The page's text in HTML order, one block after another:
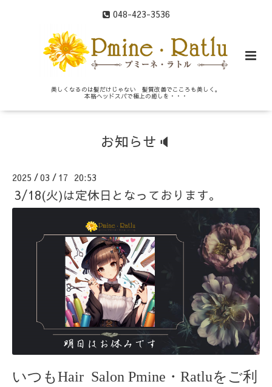
048-423-3536
美しくなるのは髪だけじゃない 髪質改善でこころも美しく。
本格ヘッドスパで極上の癒しを・・・
お知らせ🔈
2025 /03 / 17 20:53
3/18(火)は定休日となっております。
いつもHair Salon Pmine・Ratluをご利